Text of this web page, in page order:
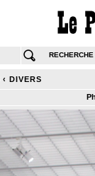
RECHERCHE
‹ DIVERS